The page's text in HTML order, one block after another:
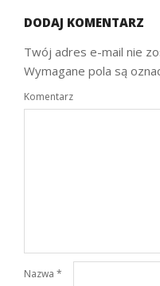
DODAJ KOMENTARZ
Twój adres e-mail nie
Wymagane pola są
Komentarz
Nazwa *